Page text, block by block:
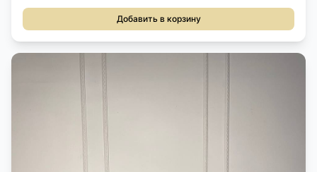
Добавить в корзину